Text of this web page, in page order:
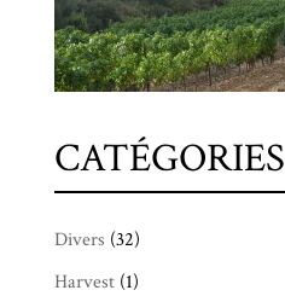
CATÉGORIES
Divers (32)
Harvest(1)